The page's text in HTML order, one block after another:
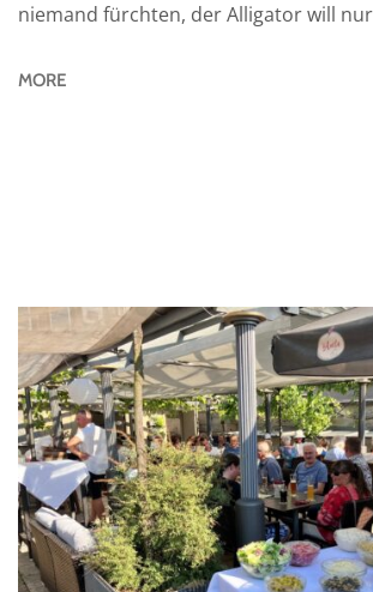
niemand fürchten, der Alligator will
MORE